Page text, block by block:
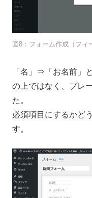
図8：フォーム作成（フィ
「名」⇒「お名前」
の上ではなく、プレ
た。
必須項目にするかど
す。